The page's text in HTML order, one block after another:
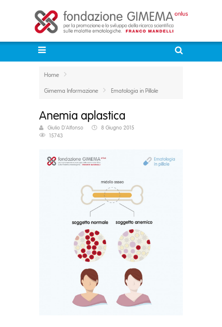
Home
Gimema Informazione
Ematologia in Pillole
Anemia aplastica
Giulio D'Alfonso
8 Giugno 2015
15743